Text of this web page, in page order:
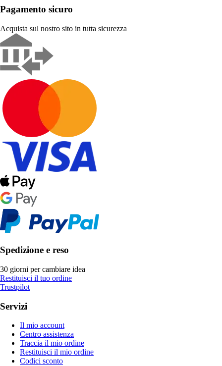
Pagamento sicuro
Acquista sul nostro sito in tutta sicurezza
Spedizione e reso
30 giorni per cambiare idea
Restituisci il tuo ordine
Trustpilot
Servizi
Il mio account
Centro assistenza
Traccia il mio ordine
Restituisci il mio ordine
Codici sconto